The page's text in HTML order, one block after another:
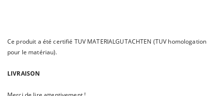
Ce produit a été certifié TUV MATERIALGUTACHTEN (TUV homologation
pour le matériau).
LIVRAISON